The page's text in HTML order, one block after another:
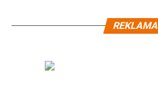
REKLAMA